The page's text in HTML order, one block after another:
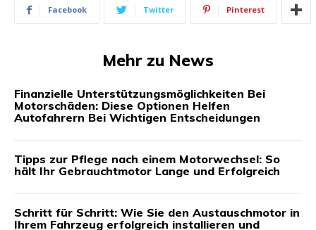
Facebook Twitter Pinterest
Mehr zu News
Finanzielle Unterstützungsmöglichkeiten Bei
Motorschäden: Diese Optionen Helfen
Autofahrern Bei Wichtigen Entscheidungen
Tipps zur Pflege nach einem Motorwechsel: So
hält Ihr Gebrauchtmotor Lange und Erfolgreich
Schritt für Schritt: Wie Sie den Austauschmotor in
Ihrem Fahrzeug erfolgreich installieren und